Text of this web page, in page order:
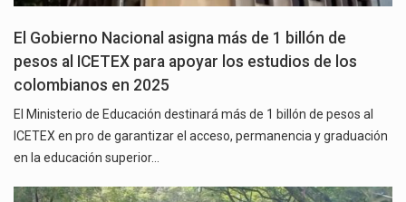
El Gobierno Nacional asigna más de 1 billón de
pesos al ICETEX para apoyar los estudios de los
colombianos en 2025
El Ministerio de Educación destinará más de 1 billón de pesos al
ICETEX en pro de garantizar el acceso, permanencia y graduación
en la educación superior…